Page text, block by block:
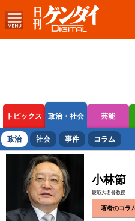
トピックス 政治・社会 芸能
ボートレース 競輪 オートレース
政治 社会 事件 コラム
小林節
慶応大名誉教授
著者のコラ